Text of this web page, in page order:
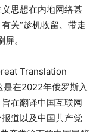
思想在内地网络甚
关“趁机收留、带走
。
Translation
在2022年俄罗斯入
在翻译中国互联网
道以及中国共产党